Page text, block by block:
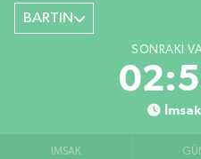
BARTIN
SONRAKI
İMSAK